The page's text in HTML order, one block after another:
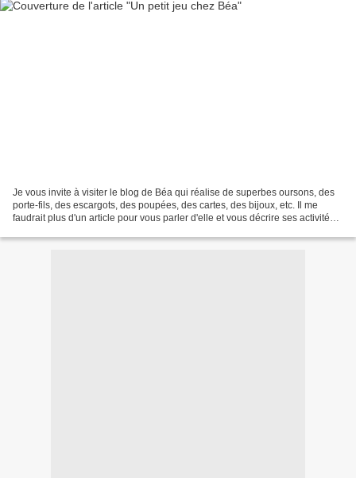
Je vous invite à visiter le blog de Béa qui réalise de superbes oursons, des
porte-fils, des escargots, des poupées, des cartes, des bijoux, etc. Il me
faudrait plus d'un article pour vous parler d'elle et vous décrire ses activités.